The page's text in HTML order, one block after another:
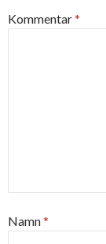
Kommentar*
Namn*